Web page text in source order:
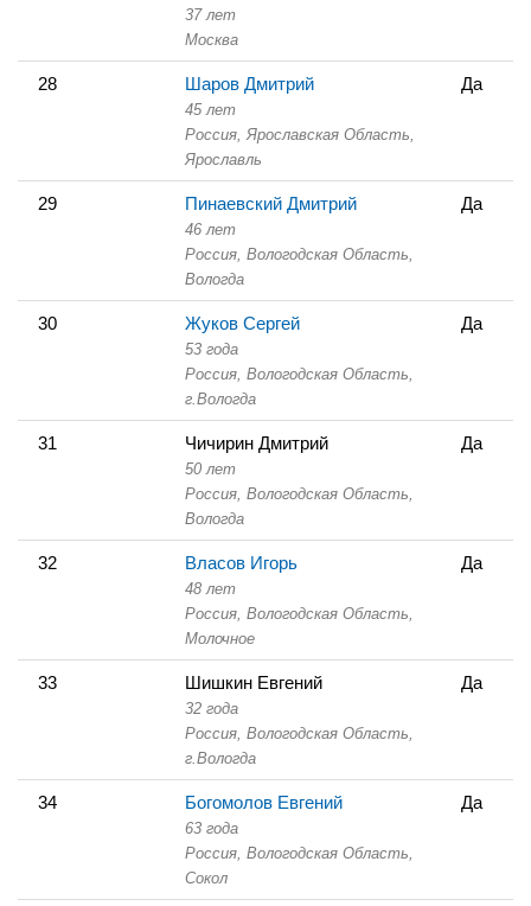
37 лет
Москва
28 Шаров Дмитрий
45 лет
Россия, Ярославская Область,
Ярославль
Да
29 Пинаевский Дмитрий
46 лет
Россия, Вологодская Область,
Вологда
Да
30 Жуков Сергей
53 года
Россия, Вологодская Область,
г.Вологда
Да
31 Чичирин Дмитрий
50 лет
Россия, Вологодская Область,
Вологда
Да
32 Власов Игорь
48 лет
Россия, Вологодская Область,
Молочное
Да
33 Шишкин Евгений
32 года
Россия, Вологодская Область,
г.Вологда
Да
34 Богомолов Евгений
63 года
Россия, Вологодская Область,
Сокол
Да